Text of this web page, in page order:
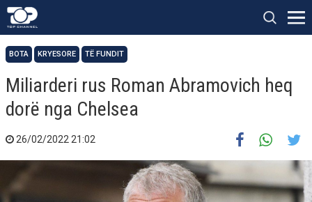
BOTA KRYESORE TË FUNDIT
Miliarderi rus Roman Abramovich heq
dorë nga Chelsea
26/02/2022 21:02